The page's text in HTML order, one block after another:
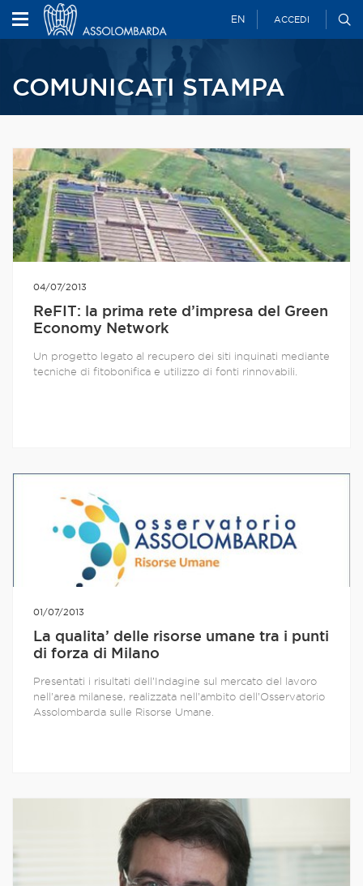
EN ACCEDI
COMUNICATI STAMPA
04/07/2013
ReFIT: la prima rete d’impresa del Green
Economy Network
Un progetto legato al recupero dei siti inquinati mediante
tecniche di fitobonifica e utilizzo di fonti rinnovabili.
01/07/2013
La qualita’ delle risorse umane tra i punti
di forza di Milano
Presentati i risultati dell’Indagine sul mercato del lavoro
nell’area milanese, realizzata nell’ambito dell’Osservatorio
Assolombarda sulle Risorse Umane.